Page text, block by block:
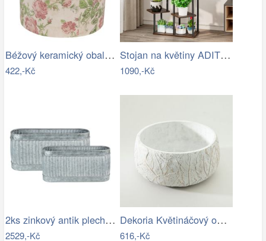
Béžový keramický obal na květináč s…
422,-Kč
Stojan na květiny ADITE TYP 2 Tempo…
1090,-Kč
2ks zinkový antik plechový oválný…
2529,-Kč
Dekoria Květináčový obal Leaf I…
616,-Kč